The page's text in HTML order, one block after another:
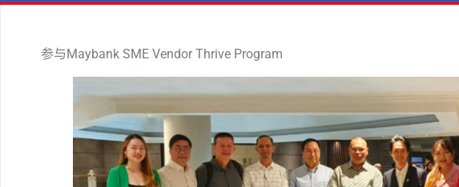
参与Maybank SME Vendor Thrive Program